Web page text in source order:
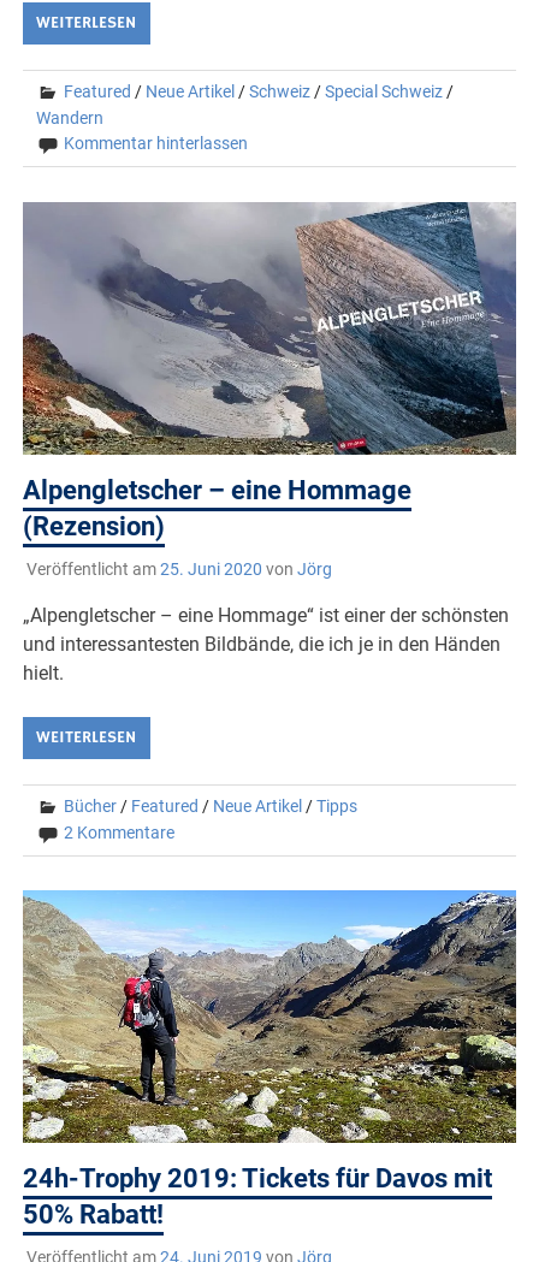
WEITERLESEN
Featured / Neue Artikel /Schweiz /Special Schweiz /
Wandern
Kommentar hinterlassen
Alpengletscher – eine Hommage
(Rezension)
Veröffentlicht am25. Juni 2020 von Jörg
„Alpengletscher – eine Hommage“ ist einer der schönsten
und interessantesten Bildbände, die ich je in den Händen
hielt.
WEITERLESEN
Bücher / Featured / Neue Artikel /Tipps
2 Kommentare
24h-Trophy 2019: Tickets für Davos mit
50% Rabatt!
Veröffentlicht am24. Juni 2019 von Jörg